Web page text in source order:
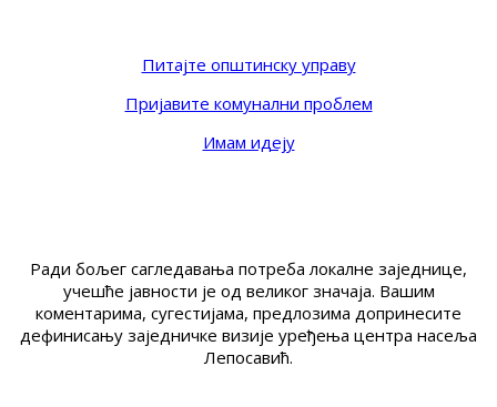
Питајте општинску управу
Пријавите комунални проблем
Имам идеју
Ради бољег сагледавања потреба локалне заједнице,
учешће јавности је од великог значаја. Вашим
коментарима, сугестијама, предлозима допринесите
дефинисању заједничке визије уређења центра насеља
Лепосавић.